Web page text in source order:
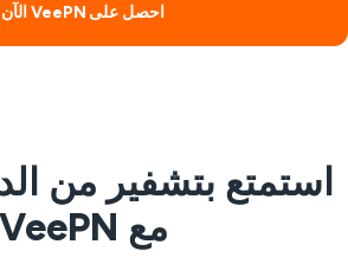
احصل على VeePN الآن
استمتع بتشفير من
مع VeePN